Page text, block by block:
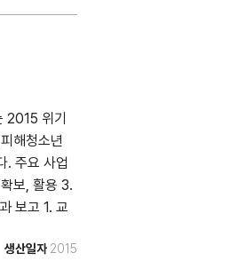
후지원 자
2015 위기
해청소년
. 주요 사업
보, 활용 3.
보고 1. 교
자 유형 2-3.
생산일자 2015